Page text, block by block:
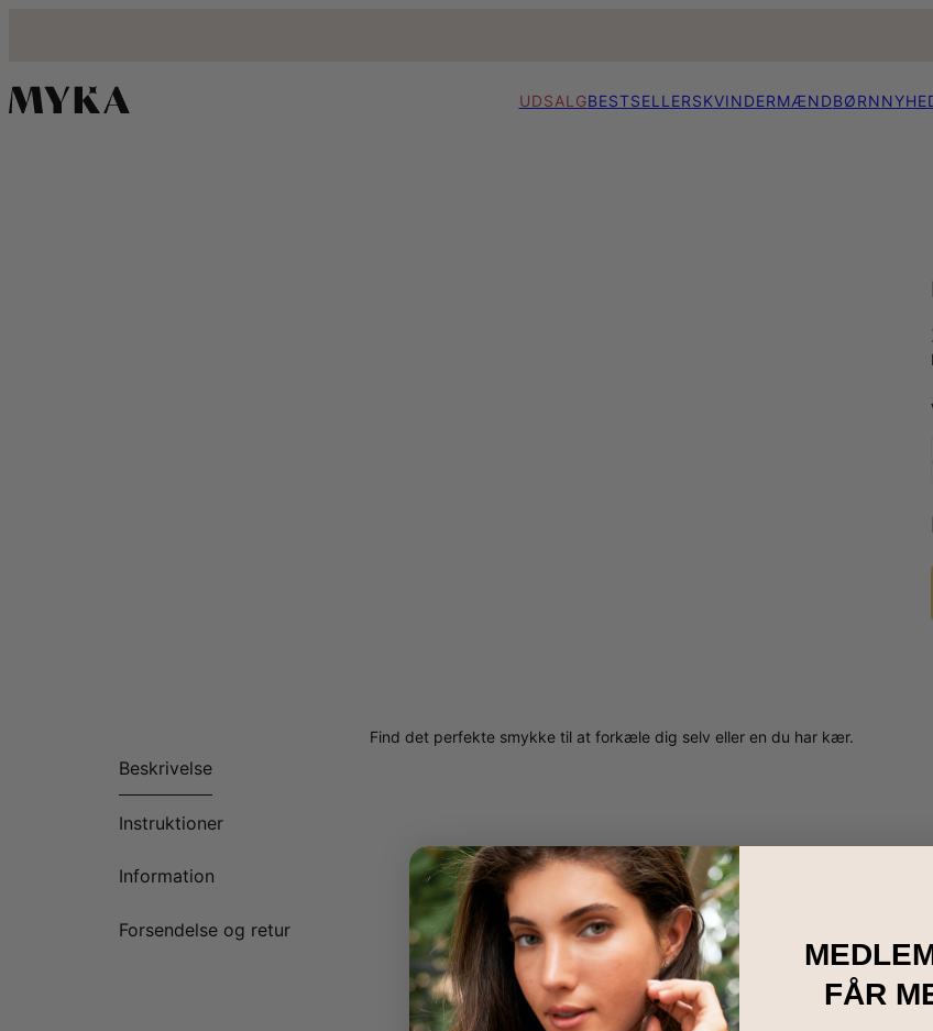
UDSALGBESTSELLERSKVINDERMÆNDBØRN
Beskrivelse
Instruktioner
Information
Forsendelse og retur
Find det perfekte smykke til at forkæle dig selv eller en du har kær.
FÅR